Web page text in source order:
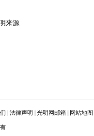
来源
法律声明 光明网邮箱 网站地图